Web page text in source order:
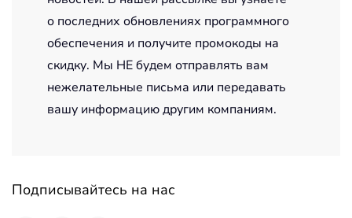
о последних обновлениях программного
обеспечения и получите промокоды на
скидку. Мы НЕ будем отправлять вам
нежелательные письма или передавать
вашу информацию другим компаниям.
Подписывайтесь на нас